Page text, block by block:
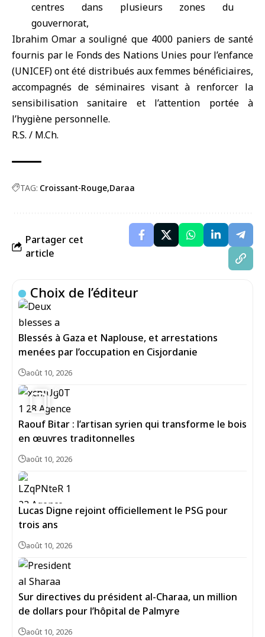
centres dans plusieurs zones du
gouvernorat,
Ibrahim Omar a souligné que 4000 paniers de santé
fournis par le Fonds des Nations Unies pour l’enfance
(UNICEF) ont été distribués aux femmes bénéficiaires,
accompagnés de séminaires visant à renforcer la
sensibilisation sanitaire et l’attention portée à
l’hygiène personnelle.
R.S. / M.Ch.
TAG: Croissant-Rouge Daraa
Partager cet
article
Choix de l’éditeur
Blessés à Gaza et Naplouse, et arrestations
menées par l’occupation en Cisjordanie
août 10, 2026
6
Raouf Bitar : l’artisan syrien qui transforme le bois
en œuvres traditonnelles
août 10, 2026
Lucas Digne rejoint officiellement le PSG pour
trois ans
août 10, 2026
Sur directives du président al-Charaa, un million
de dollars pour l’hôpital de Palmyre
août 10, 2026